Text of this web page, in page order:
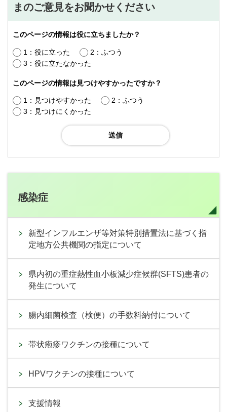
まのご意見をお聞かせください
このページの情報は役に立ちましたか？
1：役に立った
2：ふつう
3：役に立たなかった
このページの情報は見つけやすかったですか？
1：見つけやすかった
2：ふつう
3：見つけにくかった
感染症
新型インフルエンザ等対策特別措置法に基づく指
定地方公共機関の指定について
県内初の重症熱性血小板減少症候群(SFTS)患者の
発生について
腸内細菌検査（検便）の手数料納付について
帯状疱疹ワクチンの接種について
HPVワクチンの接種について
支援情報